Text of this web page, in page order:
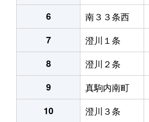
6
南３３条西
7
澄川１条
8
澄川２条
9
真駒内南町
10
澄川３条